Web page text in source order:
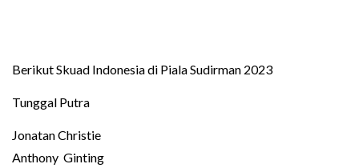
Berikut Skuad Indonesia di Piala Sudirman 2023
Tunggal Putra
Jonatan Christie
Anthony Ginting